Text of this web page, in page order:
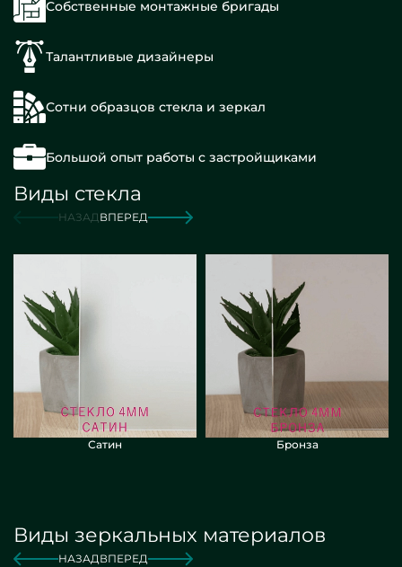
Собственные монтажные бригады
Талантливые дизайнеры
Сотни образцов стекла и зеркал
Большой опыт работы с застройщиками
Виды стекла
НАЗАДВПЕРЕД
Сатин Бронза
Виды зеркальных материалов
НАЗАДВПЕРЕД